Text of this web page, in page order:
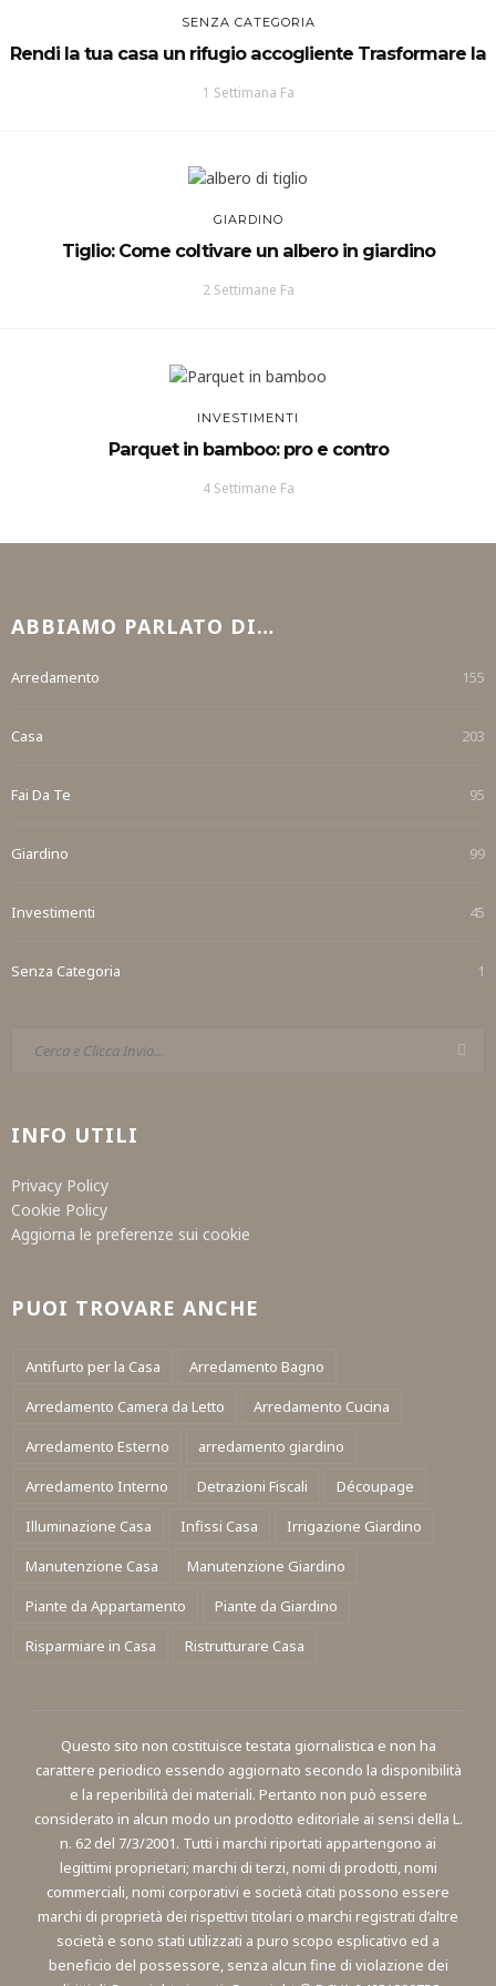
SENZA CATEGORIA
Rendi la tua casa un rifugio accogliente Trasformare la
1 Settimana Fa
GIARDINO
Tiglio: Come coltivare un albero in giardino
2 Settimane Fa
INVESTIMENTI
Parquet in bamboo: pro e contro
4 Settimane Fa
ABBIAMO PARLATO DI…
Arredamento 155
Casa 203
Fai Da Te 95
Giardino 99
Investimenti 45
Senza Categoria 1
INFO UTILI
Privacy Policy
Cookie Policy
Aggiorna le preferenze sui cookie
PUOI TROVARE ANCHE
Antifurto per la Casa
Arredamento Bagno
Arredamento Camera da Letto
Arredamento Cucina
Arredamento Esterno
arredamento giardino
Arredamento Interno
Detrazioni Fiscali
Découpage
Illuminazione Casa
Infissi Casa
Irrigazione Giardino
Manutenzione Casa
Manutenzione Giardino
Piante da Appartamento
Piante da Giardino
Risparmiare in Casa
Ristrutturare Casa
Questo sito non costituisce testata giornalistica e non ha
carattere periodico essendo aggiornato secondo la disponibilità
e la reperibilità dei materiali. Pertanto non può essere
considerato in alcun modo un prodotto editoriale ai sensi della L.
n. 62 del 7/3/2001. Tutti i marchi riportati appartengono ai
legittimi proprietari; marchi di terzi, nomi di prodotti, nomi
commerciali, nomi corporativi e società citati possono essere
marchi di proprietà dei rispettivi titolari o marchi registrati d’altre
società e sono stati utilizzati a puro scopo esplicativo ed a
beneficio del possessore, senza alcun fine di violazione dei